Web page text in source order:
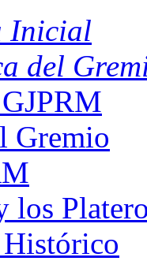
Inicial
del
Gremio
los